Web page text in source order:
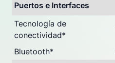
Puertos e Interfaces
Tecnología de
conectividad*
Bluetooth*